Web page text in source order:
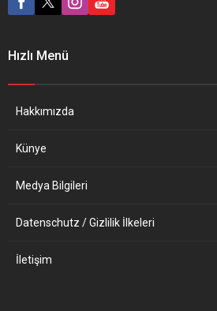
önergesine içişleri
2020 yılının sağ terör ve ırkçı
kapsamlı bir dökümünü
Hızlı Menü
Hakkımızda
Künye
Medya Bilgileri
Datenschutz / Gizlilik İlkeleri
İletişim